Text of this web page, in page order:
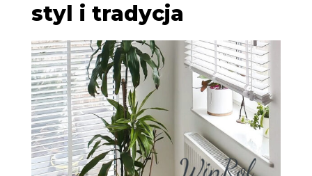
styl i tradycja